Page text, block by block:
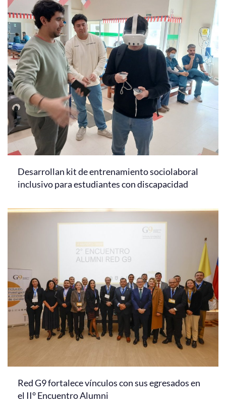
Desarrollan kit de entrenamiento sociolaboral
inclusivo para estudiantes con discapacidad
Red G9 fortalece vínculos con sus egresados en
el II° Encuentro Alumni